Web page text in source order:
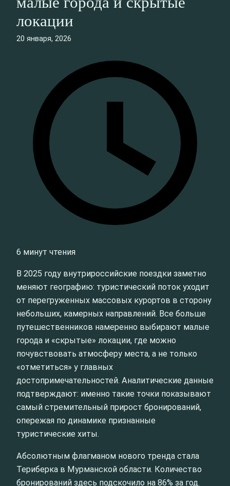
локации
20 января, 2026
6 минут чтения
В 2025 году внутрироссийские поездки заметно
меняют географию: туристический поток уходит
от перегруженных массовых курортов в сторону
небольших, камерных направлений. Все больше
путешественников намеренно выбирают малые
города и «скрытые» локации, где можно
почувствовать атмосферу места, а не только
«отметиться» у главных
достопримечательностей. Аналитические данные
подтверждают: именно такие точки показывают
самый стремительный прирост бронирований,
опережая по динамике признанные
туристические хиты.
Абсолютным флагманом нового тренда стала
Териберка в Мурманской области. Количество
бронирований здесь подскочило на 86% за год.